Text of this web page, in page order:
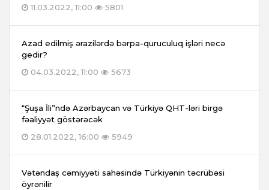
11.03.2022, 11:00 5801
Azad edilmiş ərazilərdə bərpa-quruculuq işləri necə
gedir?
04.03.2022, 11:00
5673
“Şuşa İli”ndə Azərbaycan və Türkiyə QHT-ləri birgə
fəaliyyət göstərəcək
28.01.2022, 16:00
5949
Vətəndaş cəmiyyəti sahəsində Türkiyənin təcrübəsi
öyrənilir